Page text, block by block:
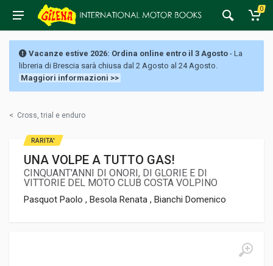
0
Vacanze estive 2026: Ordina online entro il 3 Agosto - La
libreria di Brescia sarà chiusa dal 2 Agosto al 24 Agosto.
Maggiori informazioni >>
< Cross, trial e enduro
UNA VOLPE A TUTTO GAS!
CINQUANT'ANNI DI ONORI, DI GLORIE E DI
VITTORIE DEL MOTO CLUB COSTA VOLPINO
Pasquot Paolo , Besola Renata , Bianchi Domenico
RARITA'